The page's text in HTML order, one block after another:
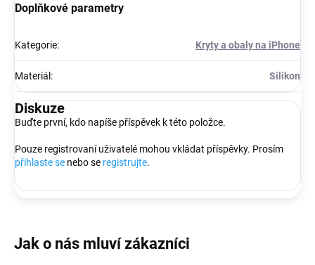
Doplňkové parametry
Kategorie: Kryty a obaly na iPhone
Materiál : Silikon
Diskuze
Buďte první, kdo napíše příspěvek k této položce.
Pouze registrovaní uživatelé mohou vkládat příspěvky. Prosím
přihlaste se nebo se registrujte.